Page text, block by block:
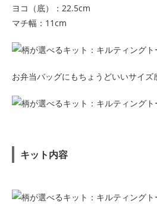
ヨコ（底）：22.5cm
マチ幅：11cm
お弁当バッグにもちょうどいいサイズ
キット内容